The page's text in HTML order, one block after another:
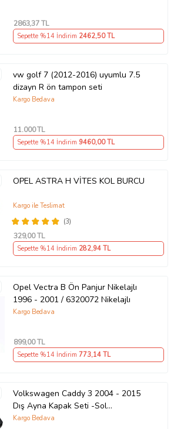
2863,37 TL
Sepette %14 İndirim 2462,50 TL
vw golf 7 (2012-2016) uyumlu 7.5
dizayn R ön tampon seti
Kargo Bedava
11.000TL
Sepette %14 İndirim 9460,00 TL
OPEL ASTRA H VİTES KOL BURCU
(3)
Kargo ile Teslimat
329,00 TL
Sepette %14 İndirim 282,94 TL
Opel Vectra B Ön Panjur Nikelajlı
1996 - 2001 / 6320072 Nikelajlı
Kargo Bedava
899,00 TL
Sepette %14 İndirim 773,14 TL
Volkswagen Caddy 3 2004 - 2015
Dış Ayna Kapak Seti -Sol
7E18575289 B9
Kargo Bedava